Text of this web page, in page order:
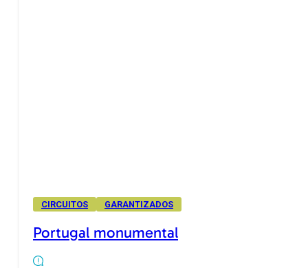
CIRCUITOS GARANTIZADOS
Portugal monumental